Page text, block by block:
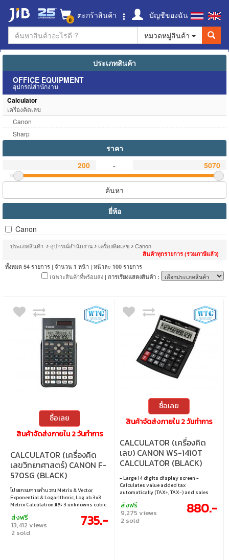
0 ตะกร้าสินค้า
บัญชีของฉัน
หมวดหมู่สินค้า
ประเภทสินค้า
OFFICE EQUIPMENT
อุปกรณ์สำนักงาน
Calculator
เครื่องคิดเลข
Canon
Sharp
ราคา
-
ค้นหา
ยี่ห้อ
Canon
ประเภทสินค้า อุปกรณ์สำนักงาน เครื่องคิดเลข Canon
สินค้าทุกรายการ (รวมภาษีแล้ว)
ทั้งหมด 54 รายการ | จำนวน 1 หน้า | หน้าละ 100 รายการ
เฉพาะสินค้าที่พร้อมส่ง | การเรียงแสดงสินค้า :
ซื้อเลย
สินค้าจัดส่งภายใน 2 วันทำการ
CALCULATOR (เครื่องคิด
เลขวิทยาศาสตร์) CANON F-
570SG (BLACK)
โปรแกรมการคำนวณ Metrix & Vector
Exponential & Logarithmic, Log ab 3x3
Metrix Calculation และ 3 unknowns cubic
ส่งฟรี
13,412 views
2 sold
735.-
ซื้อเลย
สินค้าจัดส่งภายใน 2 วันทำการ
CALCULATOR (เครื่องคิด
เลข) CANON WS-1410T
CALCULATOR (BLACK)
- Large 14 digits display screen -
Calculates value added tax
automatically (TAX+, TAX-) and sales
(GT) button for total summary
calculation - Designed the pushing bu
ส่งฟรี
9,275 views
2 sold
880.-